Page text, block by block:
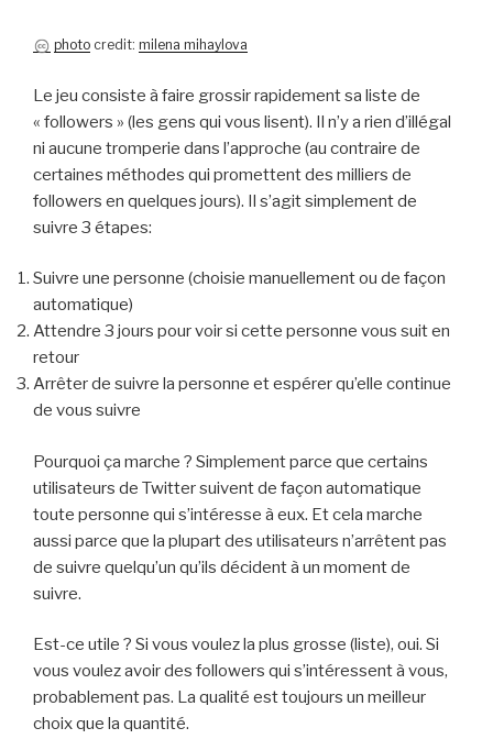
photo credit: milena mihaylova
Le jeu consiste à faire grossir rapidement sa liste de
« followers » (les gens qui vous lisent). Il n’y a rien d’illégal
ni aucune tromperie dans l’approche (au contraire de
certaines méthodes qui promettent des milliers de
followers en quelques jours). Il s’agit simplement de
suivre 3 étapes:
Suivre une personne (choisie manuellement ou de façon
automatique)
Attendre 3 jours pour voir si cette personne vous suit en
retour
Arrêter de suivre la personne et espérer qu’elle continue
de vous suivre
Pourquoi ça marche ? Simplement parce que certains
utilisateurs de Twitter suivent de façon automatique
toute personne qui s’intéresse à eux. Et cela marche
aussi parce que la plupart des utilisateurs n’arrêtent pas
de suivre quelqu’un qu’ils décident à un moment de
suivre.
Est-ce utile ? Si vous voulez la plus grosse (liste), oui. Si
vous voulez avoir des followers qui s’intéressent à vous,
probablement pas. La qualité est toujours un meilleur
choix que la quantité.